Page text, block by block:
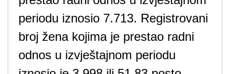
periodu iznosio 7.713. Registrovani
broj žena kojima je prestao radni
odnos u izvještajnom periodu